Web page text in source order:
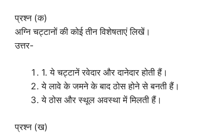
प्रश्न (क)
अग्नि चट्टानों की कोई तीन विशेषताएं लिखें।
उत्तर-
1. ये चट्टानें रवेदार और दानेदार होती हैं।
ये लावे के जमने के बाद ठोस होने से बनती हैं।
ये ठोस और स्थूल अवस्था में मिलती हैं।
प्रश्न (ख)